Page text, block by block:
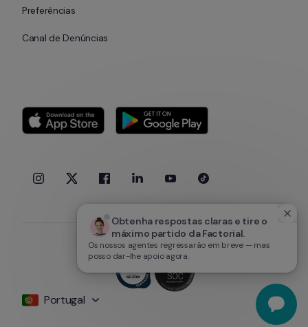
Obtenha respostas claras e tire o
máximo partido da Factorial.
Os nossos agentes regressarão em breve — mas
posso dar-lhe apoio agora.
Preferências
Canal de Denúncias
Portugal